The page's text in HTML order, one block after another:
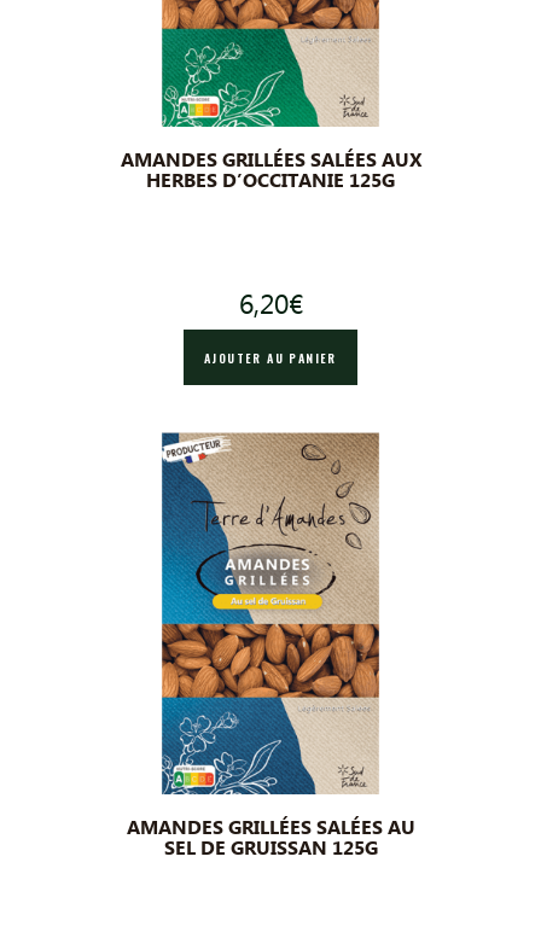
AMANDES GRILLÉES SALÉES AUX
HERBES D’OCCITANIE 125G
6,20€
AJOUTER AU PANIER
AMANDES GRILLÉES SALÉES AU
SEL DE GRUISSAN 125G